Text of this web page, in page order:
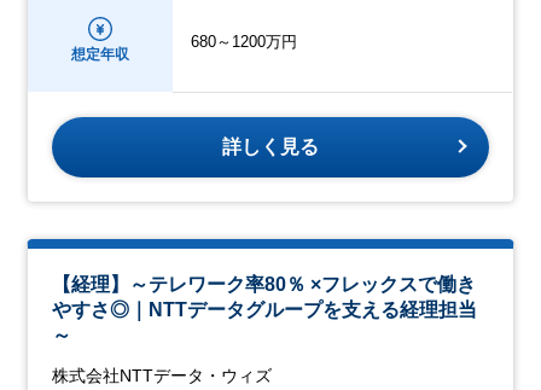
想定年収
680～1200万円
詳しく見る
【経理】～テレワーク率80％ ×フレックスで働き
やすさ◎｜NTTデータグループを支える経理担当
～
株式会社NTTデータ・ウィズ